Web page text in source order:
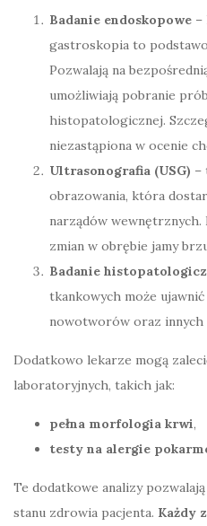
Badanie endoskopowe –
gastroskopia to
Pozwalają na
umożliwiają pobranie
histopatologicznej.
niezastąpiona w ocenie
Ultrasonografia (USG) –
obrazowania, która
narządów
zmian w obrębie jamy
Badanie
tkankowych może
nowotworów oraz
Dodatkowo lekarze mogą
laboratoryjnych, takich jak:
pełna morfologia krwi,
testy na alergie
Te dodatkowe analizy
stanu zdrowia pacjenta. Każdy